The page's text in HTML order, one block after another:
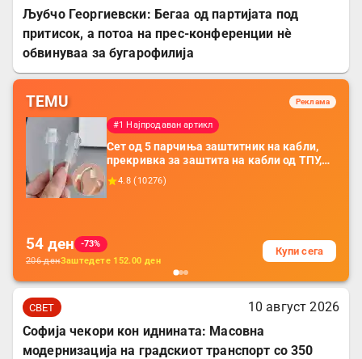
Љубчо Георгиевски: Бегаа од партијата под
притисок, а потоа на прес-конференции нè
обвинуваа за бугарофилија
TEMU Реклама
#1 Најпродаван артикл
Сет од 5 парчиња заштитник на кабли,
прекривка за заштита на кабли од ТПУ,
додатоци за заштита на кабли, без
батерија, за мобилни телефони, комплет
4.8 ( 10276)
54 ден
-73%
206денЗаштедете 152.00 ден
Купи сега
СВЕТ
10 август 2026
Софија чекори кон иднината: Масовна
модернизација на градскиот транспорт со 350